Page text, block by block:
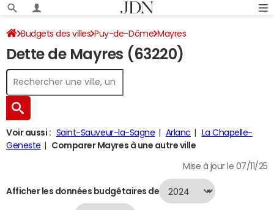
Budgets des villes Puy-de-Dôme Mayres
Dette au 31/12/2024
Dette de Mayres (63220)
Voir aussi : Saint-Sauveur-la-Sagne Arlanc
La Chapelle-
Geneste
Comparer Mayres à une autre ville
Mise à jour le 07/11/25
Afficher les données budgétaires de